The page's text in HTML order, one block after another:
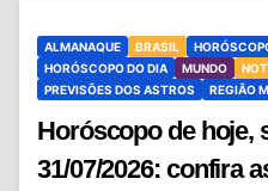
ALMANAQUE BRASIL
HORÓSCOPO DO DIA
MUNDO
PREVISÕES DOS ASTROS
REGIÃO
Horóscopo de hoje,
31/07/2026: confira